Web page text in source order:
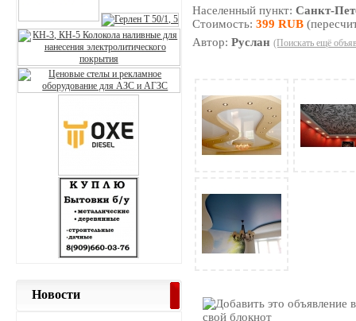
Населенный пункт:Санкт-
Стоимость:399 RUB
Автор:Руслан (Поискать ещё
Новости